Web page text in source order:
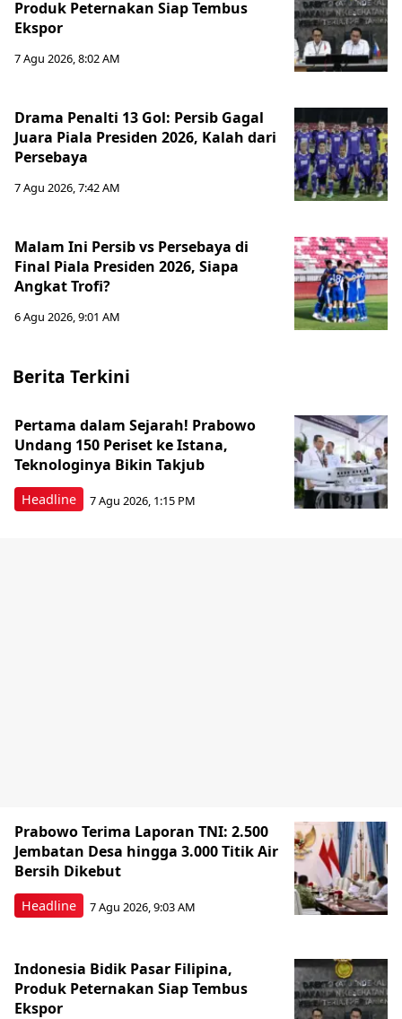
Produk Peternakan Siap Tembus
Ekspor
7 Agu 2026, 8:02 AM
Drama Penalti 13 Gol: Persib Gagal
Juara Piala Presiden 2026, Kalah dari
Persebaya
7 Agu 2026, 7:42 AM
Malam Ini Persib vs Persebaya di
Final Piala Presiden 2026, Siapa
Angkat Trofi?
6 Agu 2026, 9:01 AM
Berita Terkini
Headline
Pertama dalam Sejarah! Prabowo
Undang 150 Periset ke Istana,
Teknologinya Bikin Takjub
7 Agu 2026, 1:15 PM
Headline
Prabowo Terima Laporan TNI: 2.500
Jembatan Desa hingga 3.000 Titik Air
Bersih Dikebut
7 Agu 2026, 9:03 AM
Indonesia Bidik Pasar Filipina,
Produk Peternakan Siap Tembus
Ekspor